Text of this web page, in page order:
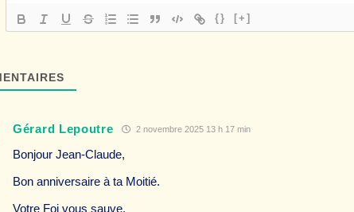
{} [+]
Gérard Lepoutre 2 novembre 2025 13 h 17 min
Bonjour Jean-Claude,
Bon anniversaire à ta Moitié.
Votre Foi vous sauve.